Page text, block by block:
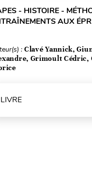
- HISTOIRE -
AUX
: Clavé Yannick,
Grimoult Cédric,
LIVRE